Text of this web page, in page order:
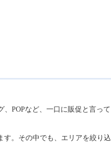
POPなど、一口に販促と言っ
。その中でも、エリアを絞り込